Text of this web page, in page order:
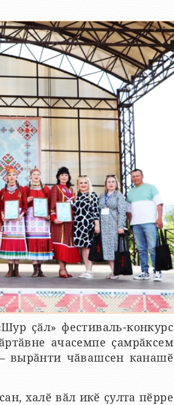
ҫӑл» фестиваль-конкурс
ачасемпе ҫамрӑксем
вырӑнти чӑвашсен канашӗ
халӗ вӑл икӗ ҫулта пӗрре